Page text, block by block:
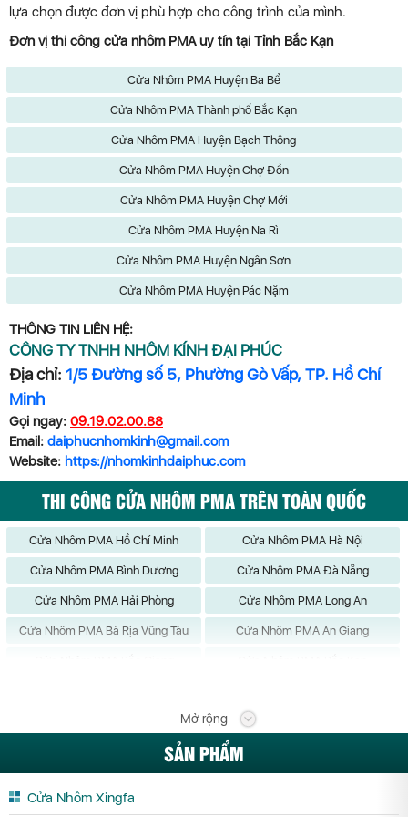
lựa chọn được đơn vị phù hợp cho công trình của mình.
Đơn vị thi công cửa nhôm PMA uy tín tại Tỉnh Bắc Kạn
Cửa Nhôm PMA Huyện Ba Bể
Cửa Nhôm PMA Thành phố Bắc Kạn
Cửa Nhôm PMA Huyện Bạch Thông
Cửa Nhôm PMA Huyện Chợ Đồn
Cửa Nhôm PMA Huyện Chợ Mới
Cửa Nhôm PMA Huyện Na Rì
Cửa Nhôm PMA Huyện Ngân Sơn
Cửa Nhôm PMA Huyện Pác Nặm
THÔNG TIN LIÊN HỆ:
CÔNG TY TNHH NHÔM KÍNH ĐẠI PHÚC
Địa chỉ: 1/5 Đường số 5, Phường Gò Vấp, TP. Hồ Chí
Minh
Gọi ngay: 09.19.02.00.88
Email: daiphucnhomkinh@gmail.com
Website: https://nhomkinhdaiphuc.com
THI CÔNG CỬA NHÔM PMA TRÊN TOÀN QUỐC
Cửa Nhôm PMA Hồ Chí Minh Cửa Nhôm PMA Hà Nội
Cửa Nhôm PMA Bình Dương Cửa Nhôm PMA Đà Nẵng
Cửa Nhôm PMA Hải Phòng Cửa Nhôm PMA Long An
Cửa Nhôm PMA Bà Rịa Vũng Tàu Cửa Nhôm PMA An Giang
Cửa Nhôm PMA Bình Định
Cửa Nhôm PMA Bình Phước Cửa Nhôm PMA Bình Thuận
Mở rộng
SẢN PHẨM
Cửa Nhôm Xingfa